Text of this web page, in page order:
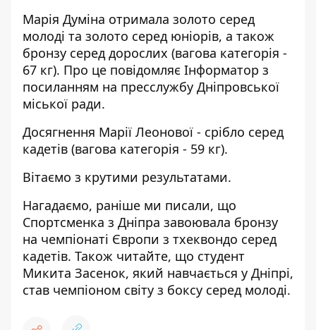
Марія Думіна отримала золото серед
молоді та золото серед юніорів, а також
бронзу серед дорослих (вагова категорія -
67 кг). Про це повідомляє Інформатор з
посиланням на пресслужбу Дніпровської
міської ради.
Досягнення Марії Леонової - срібло серед
кадетів (вагова категорія - 59 кг).
Вітаємо з крутими результатами.
Нагадаємо, раніше ми писали, що
Спортсменка з Дніпра завоювала бронзу
на чемпіонаті Європи з тхеквондо серед
кадетів. Також читайте, що студент
Микита Засенок, який навчається у Дніпрі,
став чемпіоном світу з боксу серед молоді.